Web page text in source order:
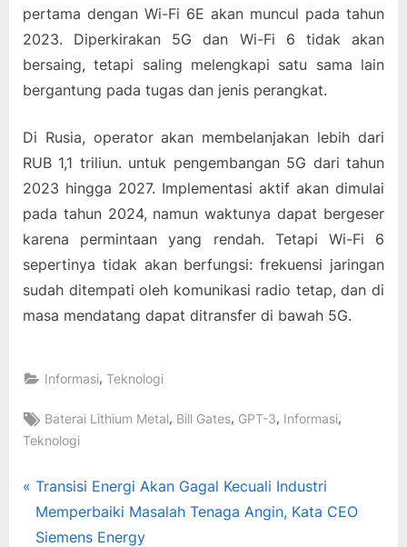
pertama dengan Wi-Fi 6E akan muncul pada tahun
2023. Diperkirakan 5G dan Wi-Fi 6 tidak akan
bersaing, tetapi saling melengkapi satu sama lain
bergantung pada tugas dan jenis perangkat.
Di Rusia, operator akan membelanjakan lebih dari
RUB 1,1 triliun. untuk pengembangan 5G dari tahun
2023 hingga 2027. Implementasi aktif akan dimulai
pada tahun 2024, namun waktunya dapat bergeser
karena permintaan yang rendah. Tetapi Wi-Fi 6
sepertinya tidak akan berfungsi: frekuensi jaringan
sudah ditempati oleh komunikasi radio tetap, dan di
masa mendatang dapat ditransfer di bawah 5G.
Informasi,Teknologi
Tags:
Baterai Lithium Metal, Bill Gates, GPT-3, Informasi,
Teknologi
Post
navigation
P
r
e
Transisi Energi Akan Gagal Kecuali Industri
Memperbaiki Masalah Tenaga Angin, Kata CEO
Siemens Energy